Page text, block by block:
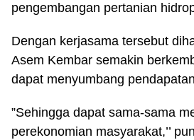
pengembangan pertanian
Dengan kerjasama tersebut
Asem Kembar semakin
dapat menyumbang
”Sehingga dapat sama-sama
perekonomian masyarakat,’’